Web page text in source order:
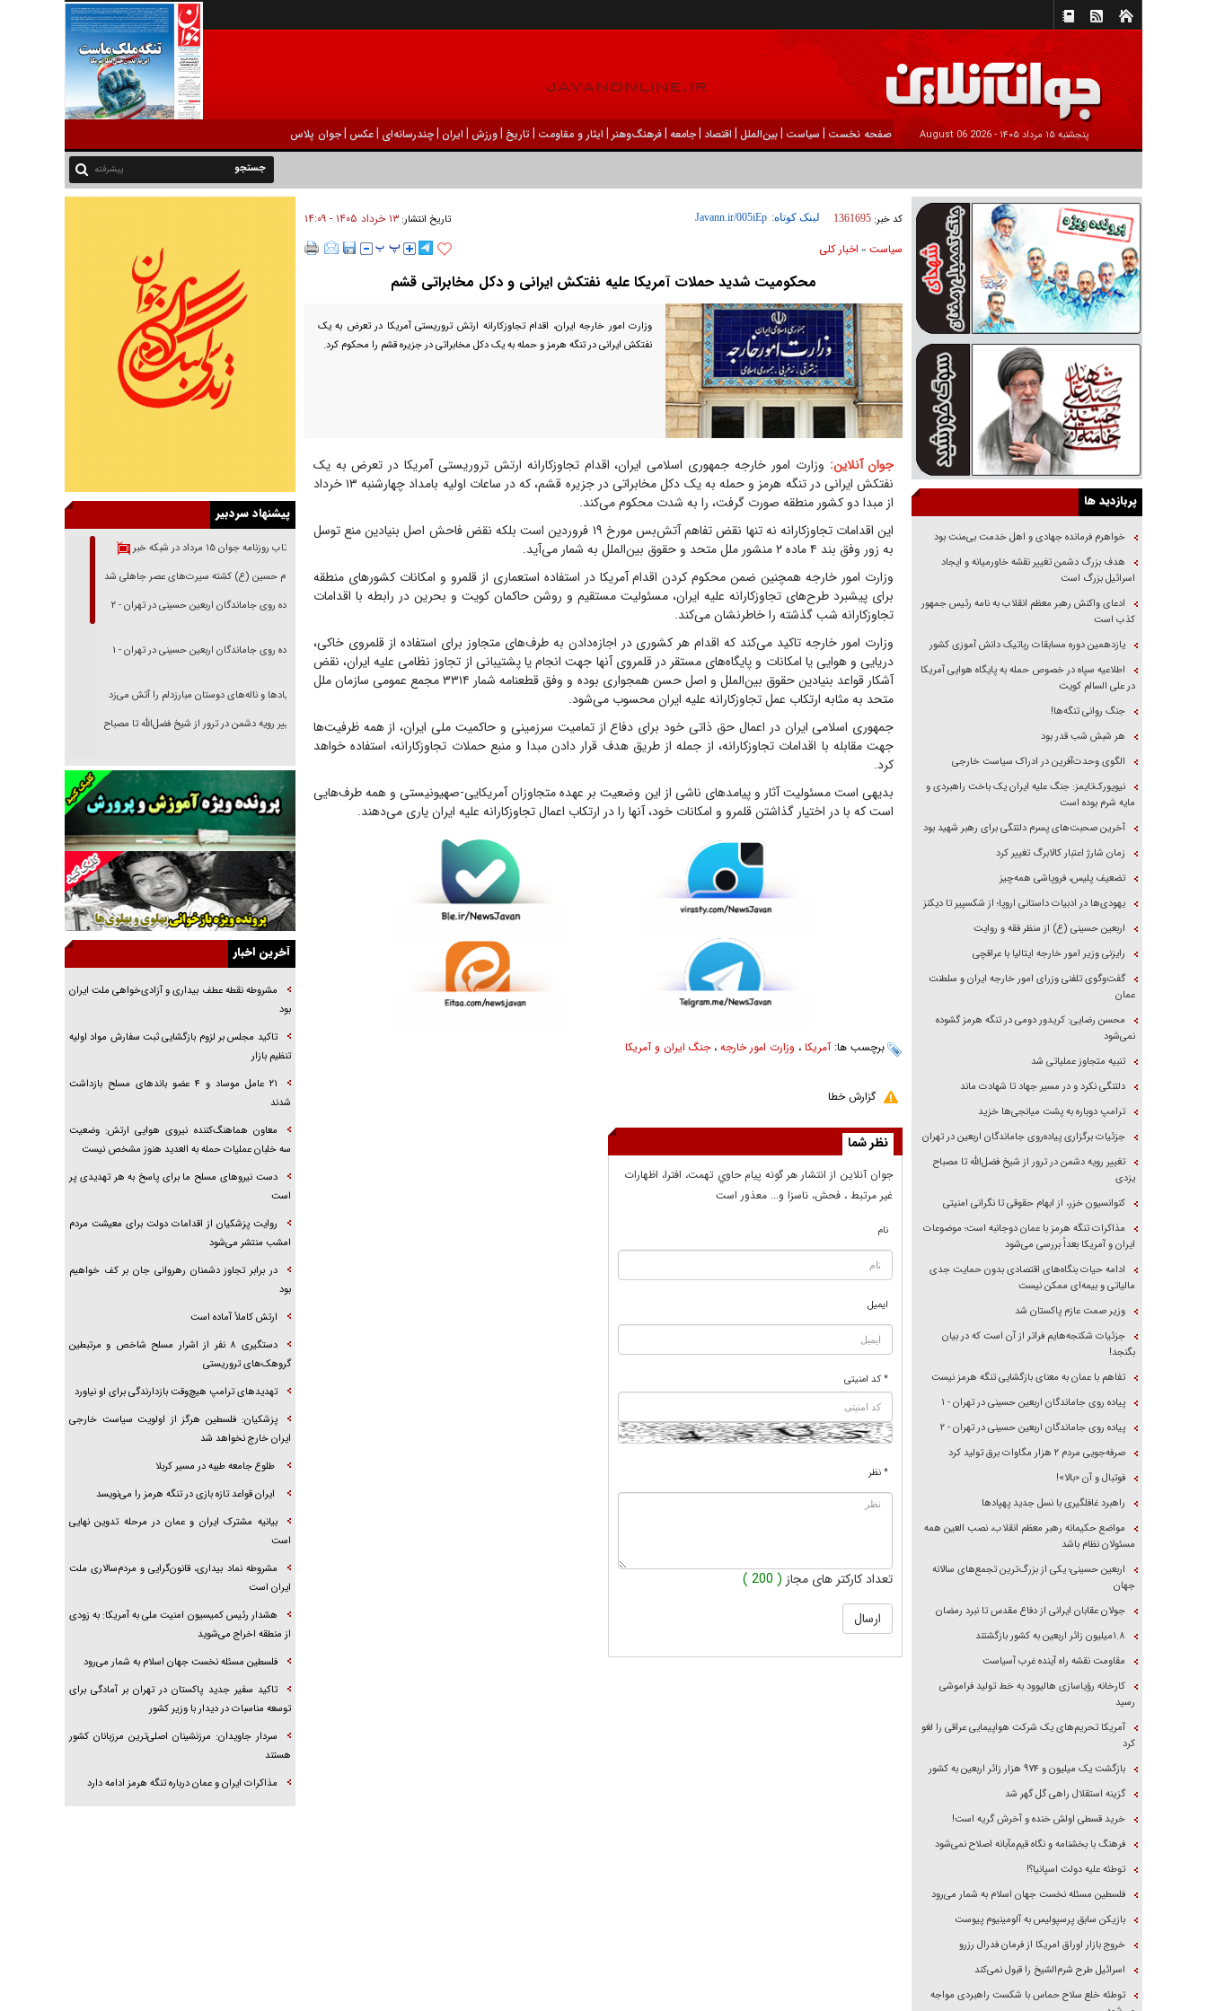
پنجشنبه ۱۵ مرداد ۱۴۰۵ - 2026 August 06 صفحه نخست | سیاست |بين‌الملل | اقتصاد |جامعه |فرهنگ‌و‌هنر | ایثار و مقاومت |تاریخ |ورزش | ايران |چندرسانه‌ای |عکس |جوان پلاس
پیشرفته
کد خبر: 1361695 لینک کوتاه: تاریخ انتشار:۱۳ خرداد ۱۴۰۵ - ۱۴:۰۹
سیاست» اخبار کلی
محکومیت شدید حملات آمریکا علیه نفتکش ایرانی و دکل مخابراتی قشم
وزارت امور خارجه ایران، اقدام تجاوزکارانه ارتش تروریستی آمریکا در تعرض به یک
نفتکش ایرانی در تنگه هرمز و حمله به یک دکل مخابراتی در جزیره قشم را محکوم کرد.
جوان آنلاین: وزارت امور خارجه جمهوری اسلامی ایران، اقدام تجاوزکارانه ارتش تروریستی آمریکا در تعرض به یک
نفتکش ایرانی در تنگه هرمز و حمله به یک دکل مخابراتی در جزیره قشم، که در ساعات اولیه بامداد چهارشنبه ۱۳ خرداد
از مبدا دو کشور منطقه صورت گرفت، را به شدت محکوم می‌کند.
این اقدامات تجاوزکارانه نه تنها نقض تفاهم آتش‌بس مورخ ۱۹ فروردین است بلکه نقض فاحش اصل بنیادین منع توسل
به زور وفق بند ۴ ماده ۲ منشور ملل متحد و حقوق بین‌الملل به شمار می‌آید.
وزارت امور خارجه همچنین ضمن محکوم کردن اقدام آمریکا در استفاده استعماری از قلمرو و امکانات کشورهای منطقه
برای پیشبرد طرح‌های تجاوزکارانه علیه ایران، مسئولیت مستقیم و روشن حاکمان کویت و بحرین در رابطه با اقدامات
تجاوزکارانه شب گذشته را خاطرنشان می‌کند.
وزارت امور خارجه تاکید می‌کند که اقدام هر کشوری در اجازه‌دادن به طرف‌های متجاوز برای استفاده از قلمروی خاکی،
دریایی و هوایی یا امکانات و پایگاه‌های مستقر در قلمروی آنها جهت انجام یا پشتیبانی از تجاوز نظامی علیه ایران، نقض
آشکار قواعد بنیادین حقوق بین‌الملل و اصل حسن همجواری بوده و وفق قطعنامه شمار ۳۳۱۴ مجمع عمومی سازمان ملل
متحد به مثابه ارتکاب عمل تجاوزکارانه علیه ایران محسوب می‌شود.
جمهوری اسلامی ایران در اعمال حق ذاتی خود برای دفاع از تمامیت سرزمینی و حاکمیت ملی ایران، از همه ظرفیت‌ها
جهت مقابله با اقدامات تجاوزکارانه، از جمله از طریق هدف قرار دادن مبدا و منبع حملات تجاوزکارانه، استفاده خواهد
کرد.
بدیهی است مسئولیت آثار و پیامدهای ناشی از این وضعیت بر عهده متجاوزان آمریکایی-صهیونیستی و همه طرف‌هایی
است که با در اختیار گذاشتن قلمرو و امکانات خود، آنها را در ارتکاب اعمال تجاوزکارانه علیه ایران یاری می‌دهند.
برچسب ها: آمریکا، وزارت امور خارجه،جنگ ایران و آمریکا
گزارش خطا
نظر شما
جوان آنلاين از انتشار هر گونه پيام حاوي تهمت، افترا، اظهارات
غير مرتبط ، فحش، ناسزا و... معذور است
نام
ایمیل
* کد امنیتی
* نظر
تعداد کارکتر های مجاز ( 200 )
پربازدید ها
خواهرم فرمانده جهادی و اهل خدمت بی‌منت بود
هدف بزرگ دشمن تغییر نقشه خاورمیانه و ایجاد
اسرائیل بزرگ است
ادعای واکنش رهبر معظم انقلاب به نامه رئیس جمهور
کذب است
یازدهمین دوره مسابقات رباتیک دانش آموزی کشور
اطلاعیه سپاه در خصوص حمله به پایگاه هوایی آمریکا
در علی السالم کویت
جنگ روانی تنگه‌ها!
هر شبش شب قدر بود
الگوی وحدت‌آفرین در ادراک سیاست خارجی
نیویورک‌تایمز: جنگ علیه ایران یک باخت راهبردی و
مایه شرم بوده است
آخرین صحبت‌های پسرم دلتنگی برای رهبر شهید بود
زمان شارژ اعتبار کالابرگ تغییر کرد
تضعیف پلیس، فروپاشی همه‌چیز
یهودی‌ها در ادبیات داستانی اروپا؛ از شکسپیر تا دیکنز
اربعین حسینی (ع) از منظر فقه و روایت
رایزنی وزیر امور خارجه ایتالیا با عراقچی
گفت‌وگوی تلفنی وزرای امور خارجه ایران و سلطنت
عمان
محسن رضایی: کریدور دومی در تنگه هرمز گشوده
نمی‌شود
تنبیه متجاوز عملیاتی شد
دلتنگی نکرد و در مسیر جهاد تا شهادت ماند
ترامپ دوباره به پشت میانجی‌ها خزید
جزئیات برگزاری پیاده‌روی جاماندگان اربعین در تهران
تغییر رویه دشمن در ترور از شیخ فضل‌الله تا مصباح
یزدی
کنوانسیون خزر، از ابهام حقوقی تا نگرانی امنیتی
مذاکرات تنگه هرمز با عمان دوجانبه است؛ موضوعات
ایران و آمریکا بعداً بررسی می‌شود
ادامه حیات بنگاه‌های اقتصادی بدون حمایت جدی
مالیاتی و بیمه‌ای ممکن نیست
وزیر صمت عازم پاکستان شد
جزئیات شکنجه‌هایم فراتر از آن است که در بیان
بگنجد!
تفاهم با عمان به معنای بازگشایی تنگه هرمز نیست
پیاده روی جاماندگان اربعین حسینی در تهران - ۱
پیاده روی جاماندگان اربعین حسینی در تهران - ۲
صرفه‌جویی مردم ۲ هزار مگاوات برق تولید کرد
فوتبال و آن «بالا»!
راهبرد غافلگیری با نسل جدید پهپاد‌ها
مواضع حکیمانه رهبر معظم انقلاب، نصب العین همه
مسئولان نظام باشد
اربعین حسینی؛ یکی از بزرگ‌ترین تجمع‌های سالانه
جهان
جولان عقابان ایرانی از دفاع مقدس تا نبرد رمضان
۱.۸میلیون زائر اربعین به کشور بازگشتند
مقاومت نقشه راه آینده غرب آسیاست
کارخانه رؤیاسازی هالیوود به خط تولید فراموشی
رسید
آمریکا تحریم‌های یک شرکت هواپیمایی عراقی را لغو
کرد
بازگشت یک میلیون و ۹۷۴ هزار زائر اربعین به کشور
گزینه استقلال راهی گل گهر شد
خرید قسطی اولش خنده و آخرش گریه است!
فرهنگ با بخشنامه و نگاه قیم‌مآبانه اصلاح نمی‌شود
توطئه علیه دولت اسپانیا؟!
فلسطین مسئله نخست جهان اسلام به شمار می‌رود
بازیکن سابق پرسپولیس به آلومینیوم پیوست
خروج بازار اوراق امریکا از فرمان فدرال رزرو
اسرائیل طرح شرم‌الشیخ را قبول نمی‌کند
توطئه خلع سلاح حماس با شکست راهبردی مواجه
پیشنهاد سردبیر
بازتاب روزنامه جوان ۱۵ مرداد در شبکه خبر
امام حسین (ع) کشته سیرت‌های عصر جاهلی شد
پیاده روی جاماندگان اربعین حسینی در تهران - ۲
پیاده روی جاماندگان اربعین حسینی در تهران - ۱
فریاد‌ها و ناله‌های دوستان مبارزدلم را آتش می‌زد
تغییر رویه دشمن در ترور از شیخ فضل‌الله تا مصباح
خرید قسطی اولش خنده و آخرش گریه است!
فوتبال و آن «بالا»!
راهبرد غافلگیری با نسل جدید پهپاد‌ها
جنجال پزشکان تقلبی در صنعت زیبایی
یهودی‌ها در ادبیات داستانی اروپا؛ از شکسپیر تا
دیکنز
گفت‌وگو با خواهر یکی از شهدای جنگ رمضان/
خواهرم فرمانده جهادی و اهل خدمت بی‌منت بود
بگنجد!
برابر یورش به پاسگاه‌های پلیس
تحلیل ابعاد پیام رهبر انقلاب به حزب‌الله/ مقاومت
نقشه راه آینده غرب آسیا
آخرین اخبار
مشروطه نقطه عطف بیداری و آزادی‌خواهی ملت ایران
بود
تاکید مجلس بر لزوم بازگشایی ثبت سفارش مواد اولیه
تنظیم بازار
۲۱ عامل موساد و ۴ عضو باند‌های مسلح بازداشت
شدند
معاون هماهنگ‌کننده نیروی هوایی ارتش: وضعیت
سه خلبان عملیات حمله به العدید هنوز مشخص نیست
دست نیرو‌های مسلح ما برای پاسخ به هر تهدیدی پر
است
روایت پزشکیان از اقدامات دولت برای معیشت مردم
امشب منتشر می‌شود
در برابر تجاوز دشمنان رهروانی جان بر کف خواهیم
بود
ارتش کاملاً آماده است
دستگیری ۸ نفر از اشرار مسلح شاخص و مرتبطین
گروهک‌های تروریستی
تهدید‌های ترامپ هیچ‌وقت بازدارندگی برای او نیاورد
پزشکیان: فلسطین هرگز از اولویت سیاست خارجی
ایران خارج نخواهد شد
طلوع جامعه طیبه در مسیر کربلا
ایران قواعد تازه بازی در تنگه هرمز را می‌نویسد
بیانیه مشترک ایران و عمان در مرحله تدوین نهایی
است
مشروطه نماد بیداری، قانون‌گرایی و مردم‌سالاری ملت
ایران است
هشدار رئیس کمیسیون امنیت ملی به آمریکا: به زودی
از منطقه اخراج می‌شوید
فلسطین مسئله نخست جهان اسلام به شمار می‌رود
تاکید سفیر جدید پاکستان در تهران بر آمادگی برای
توسعه مناسبات در دیدار با وزیر کشور
سردار جاویدان: مرزنشینان اصلی‌ترین مرزبانان کشور
هستند
مذاکرات ایران و عمان درباره تنگه هرمز ادامه دارد